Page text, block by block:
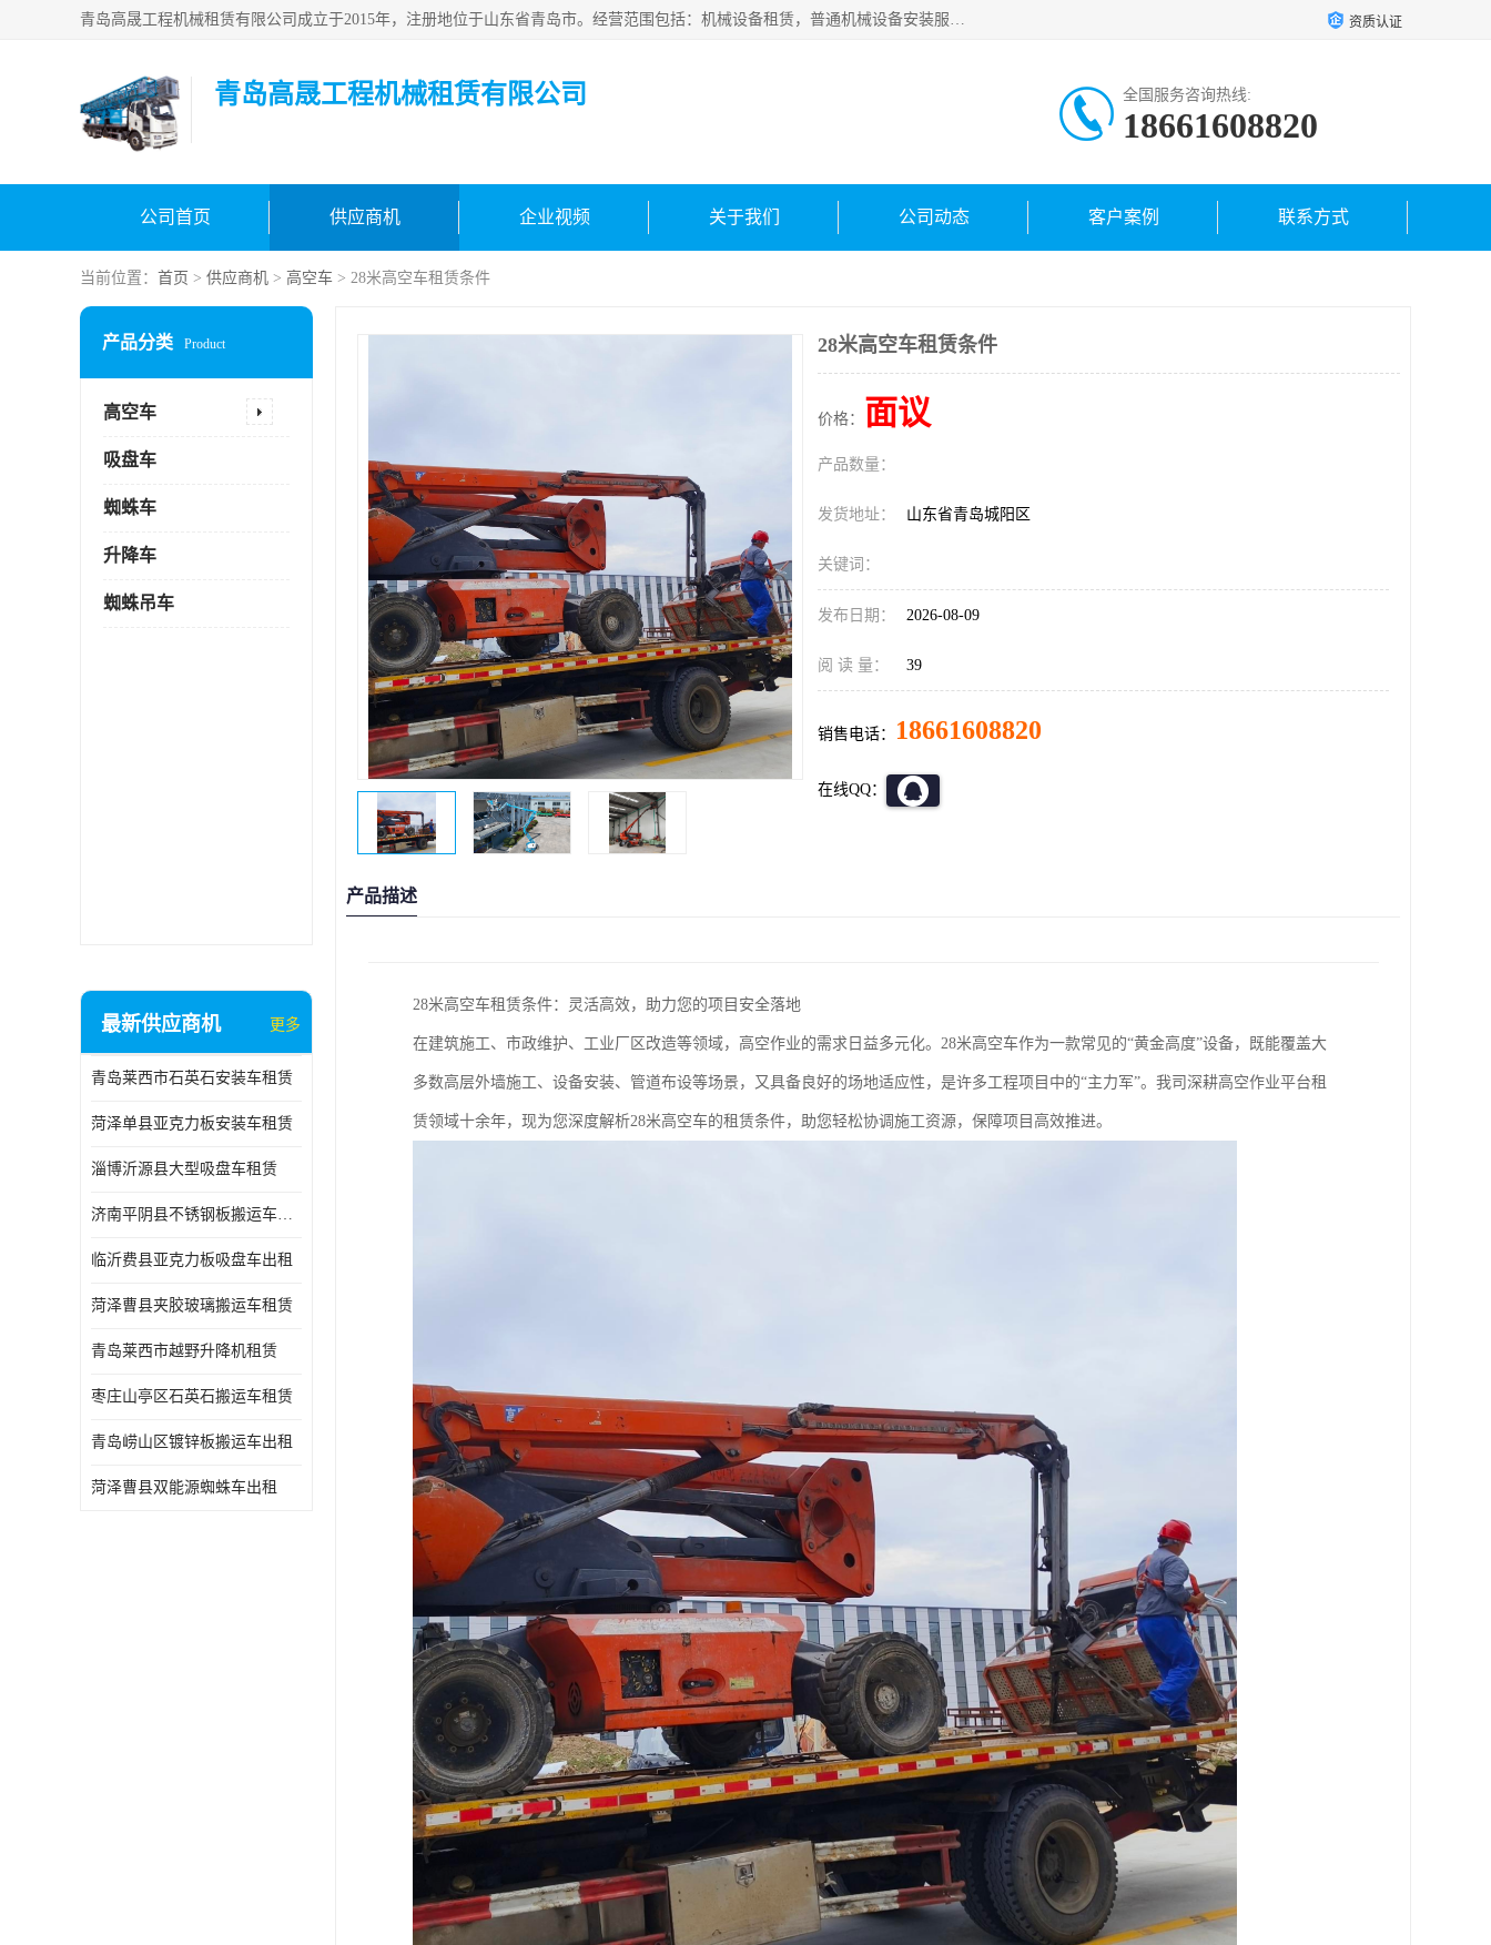
青岛高晟工程机械租赁有限公司成立于2015年，注册地位于山东省青岛市。经营范围包括：机械设备租赁，普通机械设备安装服务，电子、机械设备维护，专用设备修理，通用设备修理，机械设备销售，环境保护专用设备销售，建筑材料销售，专业保洁、清洗、消毒服务，劳动保护用品销售，信息技术咨询服务，汽车拖车、求援、清障服务，物业管理；工程管理服务，货物进出口，技术进出口，汽车销售，新能源汽车整车销售等。 资质认证
青岛高晟工程机械租赁有限公司 全国服务咨询热线:
18661608820
公司首页 供应商机 企业视频 关于我们 公司动态 客户案例 联系方式
当前位置： 首页 > 供应商机 > 高空车 > 28米高空车租赁条件
产品分类 Product
高空车
吸盘车
蜘蛛车
升降车
蜘蛛吊车
最新供应商机 更多
青岛莱西市石英石安装车租赁
菏泽单县亚克力板安装车租赁
淄博沂源县大型吸盘车租赁
济南平阴县不锈钢板搬运车出租
临沂费县亚克力板吸盘车出租
菏泽曹县夹胶玻璃搬运车租赁
青岛莱西市越野升降机租赁
枣庄山亭区石英石搬运车租赁
青岛崂山区镀锌板搬运车出租
菏泽曹县双能源蜘蛛车出租
28米高空车租赁条件
价格： 面议
产品数量：
发货地址： 山东省青岛城阳区
关键词：
发布日期： 2026-08-09
阅 读 量： 39
销售电话： 18661608820
在线QQ：
产品描述
28米高空车租赁条件：灵活高效，助力您的项目安全落地
在建筑施工、市政维护、工业厂区改造等领域，高空作业的需求日益多元化。28米高空车作为一款常见的“黄金高度”设备，既能覆盖大
多数高层外墙施工、设备安装、管道布设等场景，又具备良好的场地适应性，是许多工程项目中的“主力军”。我司深耕高空作业平台租
赁领域十余年，现为您深度解析28米高空车的租赁条件，助您轻松协调施工资源，保障项目高效推进。